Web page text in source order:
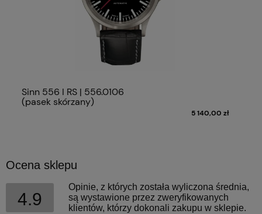
Sinn 556 I RS | 556.0106
(pasek skórzany)
5 140,00 zł
Ocena sklepu
4.9
Opinie, z których została wyliczona średnia,
są wystawione przez zweryfikowanych
klientów, którzy dokonali zakupu w sklepie.